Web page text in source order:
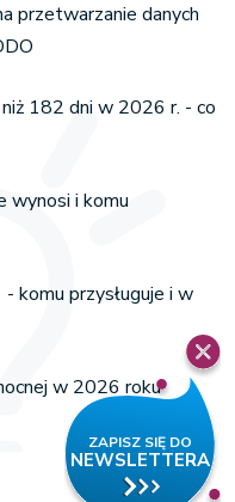
przetwarzanie danych
182 dni w 2026 r. - co
wynosi i komu
komu przysługuje i w
w 2026 roku